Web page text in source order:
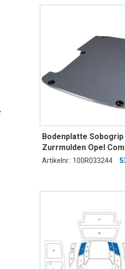
Bodenplatte
Zurrmulden Opel
Mod.18 Radstand
Artikelnr.: 100R033244